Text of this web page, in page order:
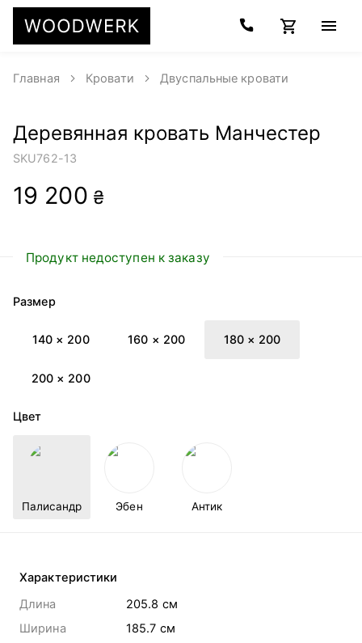
Главная Кровати Двуспальные кровати
Деревянная кровать Манчестер
SKU762-13
19 200 ₴
Продукт недоступен к заказу
Размер
140 × 200 160 × 200 180 × 200
200 × 200
Цвет
Палисандр Эбен Антик
Характеристики
Длина
205.8 cм
Ширина
185.7 cм